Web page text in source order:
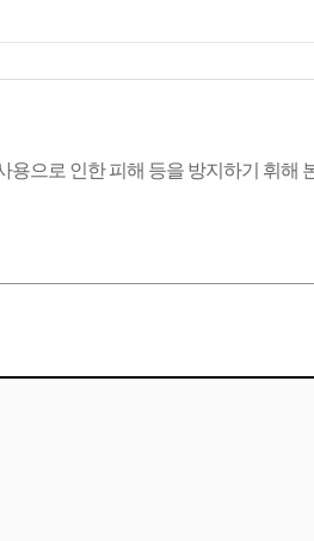
으로 인한 피해 등을 방지하기 휘해